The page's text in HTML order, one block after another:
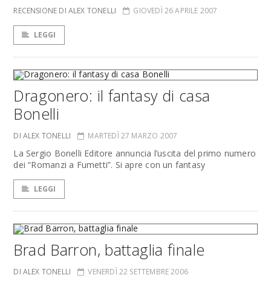
RECENSIONE DI ALEX TONELLI GIOVEDÌ 26 APRILE 2007
LEGGI
Dragonero: il fantasy di casa
Bonelli
DI ALEX TONELLI MARTEDÌ 27 MARZO 2007
La Sergio Bonelli Editore annuncia l’uscita del primo numero
dei “Romanzi a Fumetti”. Si apre con un fantasy
LEGGI
Brad Barron, battaglia finale
DI ALEX TONELLI VENERDÌ 22 SETTEMBRE 2006